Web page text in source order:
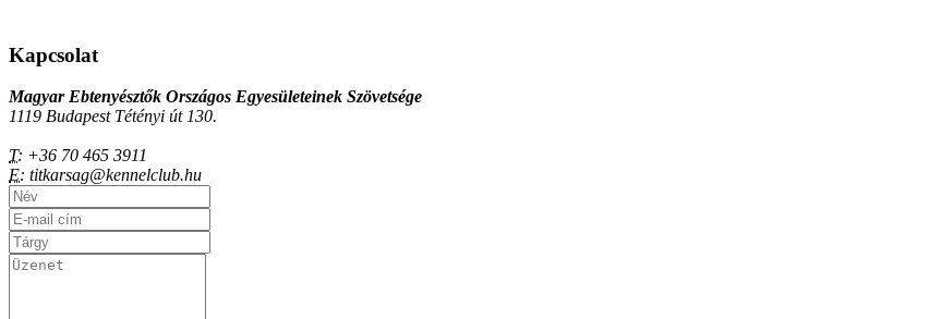
Kapcsolat
Magyar Ebtenyésztők Országos Egyesületeinek Szövetsége
1119 Budapest Tétényi út 130.
T: +36 70 465 3911
E: titkarsag@kennelclub.hu